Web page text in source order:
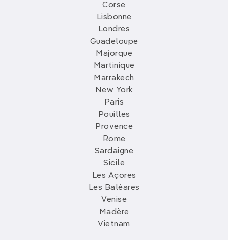
Corse
Lisbonne
Londres
Guadeloupe
Majorque
Martinique
Marrakech
New York
Paris
Pouilles
Provence
Rome
Sardaigne
Sicile
Les Açores
Les Baléares
Venise
Madère
Vietnam